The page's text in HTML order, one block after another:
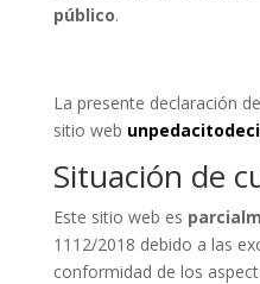
público.
La presente declaración
sitio web
Situación de
Este sitio web es
1112/2018 debido a las
conformidad de los